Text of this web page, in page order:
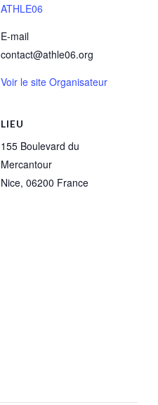
LIEU
155 Boulevard du
Mercantour
Nice, 06200 France
ATHLE06
E-mail
contact@athle06.org
Voir le site Organisateur